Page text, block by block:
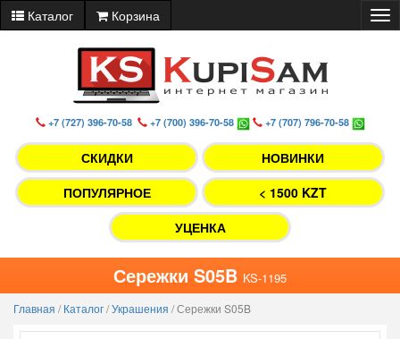
Каталог Корзина
+7 (727) 396-70-58 +7 (700) 396-70-58 +7 (707) 796-70-58
СКИДКИ
НОВИНКИ
ПОПУЛЯРНОЕ
< 1500 KZT
УЦЕНКА
Сережки S05B KS-1195
Главная /Каталог/Украшения /Сережки S05B